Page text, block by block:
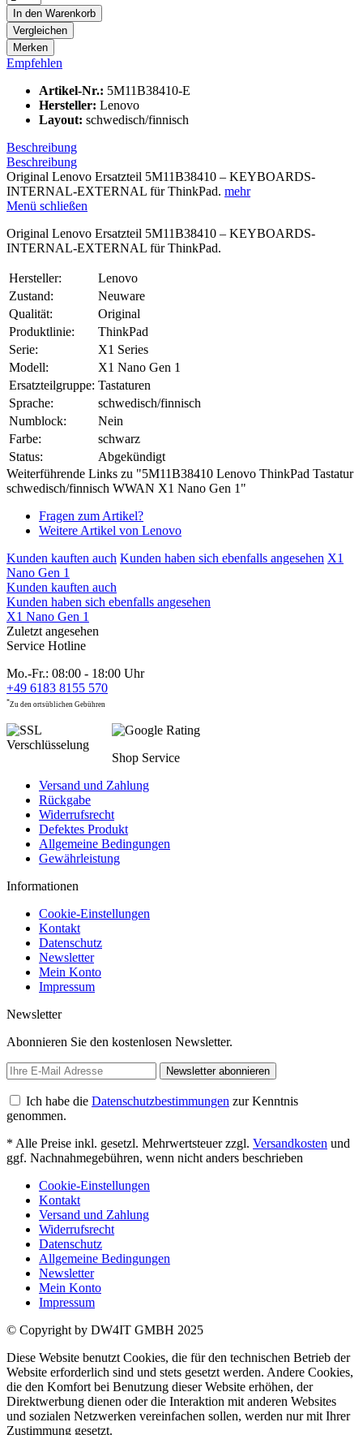
In den Warenkorb
Vergleichen
Merken
Empfehlen
Artikel-Nr.: 5M11B38410-E
Hersteller: Lenovo
Layout: schwedisch/finnisch
Beschreibung
Beschreibung
Original Lenovo Ersatzteil 5M11B38410 – KEYBOARDS-
INTERNAL-EXTERNAL für ThinkPad. mehr
Menü schließen
Original Lenovo Ersatzteil 5M11B38410 – KEYBOARDS-
INTERNAL-EXTERNAL für ThinkPad.
Hersteller:
Lenovo
Zustand:
Neuware
Qualität:
Original
Produktlinie:
ThinkPad
Serie:
X1 Series
Modell:
X1 Nano Gen 1
Ersatzteilgruppe: Tastaturen
Sprache:
schwedisch/finnisch
Numblock:
Nein
Farbe:
schwarz
Status:
Abgekündigt
Weiterführende Links zu "5M11B38410 Lenovo ThinkPad Tastatur
schwedisch/finnisch WWAN X1 Nano Gen 1"
Fragen zum Artikel?
Weitere Artikel von Lenovo
Kunden kauften auch Kunden haben sich ebenfalls angesehen X1
Nano Gen 1
Kunden kauften auch
Kunden haben sich ebenfalls angesehen
X1 Nano Gen 1
Zuletzt angesehen
Service Hotline
Mo.-Fr.: 08:00 - 18:00 Uhr
+49 6183 8155 570
*Zu den ortsüblichen Gebühren
Shop Service
Versand und Zahlung
Rückgabe
Widerrufsrecht
Defektes Produkt
Allgemeine Bedingungen
Gewährleistung
Informationen
Cookie-Einstellungen
Kontakt
Datenschutz
Newsletter
Mein Konto
Impressum
Newsletter
Abonnieren Sie den kostenlosen Newsletter.
Newsletter abonnieren
Ich habe die Datenschutzbestimmungen zur Kenntnis
genommen.
* Alle Preise inkl. gesetzl. Mehrwertsteuer zzgl. Versandkosten und
ggf. Nachnahmegebühren, wenn nicht anders beschrieben
Cookie-Einstellungen
Kontakt
Versand und Zahlung
Widerrufsrecht
Datenschutz
Allgemeine Bedingungen
Newsletter
Mein Konto
Impressum
© Copyright by DW4IT GMBH 2025
Diese Website benutzt Cookies, die für den technischen Betrieb der
Website erforderlich sind und stets gesetzt werden. Andere Cookies,
die den Komfort bei Benutzung dieser Website erhöhen, der
Direktwerbung dienen oder die Interaktion mit anderen Websites
und sozialen Netzwerken vereinfachen sollen, werden nur mit Ihrer
Zustimmung gesetzt.